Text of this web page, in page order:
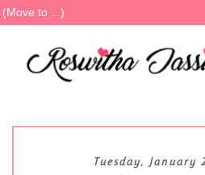
Tuesday, January